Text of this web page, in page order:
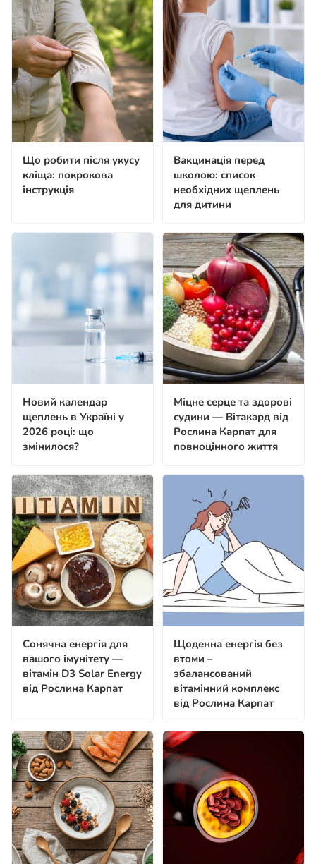
Що робити після укусу
кліща: покрокова
інструкція
Вакцинація перед
школою: список
необхідних щеплень
для дитини
Новий календар
щеплень в Україні у
2026 році: що
змінилося?
Міцне серце та здорові
судини — Вітакард від
Рослина Карпат для
повноцінного життя
Сонячна енергія для
вашого імунітету —
вітамін D3 Solar Energy
від Рослина Карпат
Щоденна енергія без
втоми –
збалансований
вітамінний комплекс
від Рослина Карпат